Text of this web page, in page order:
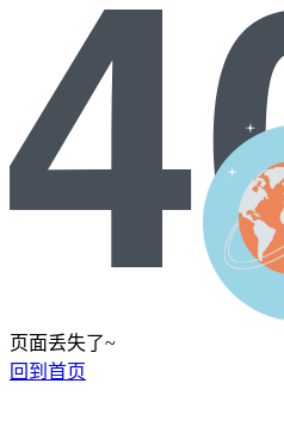
页面丢失了~
回到首页